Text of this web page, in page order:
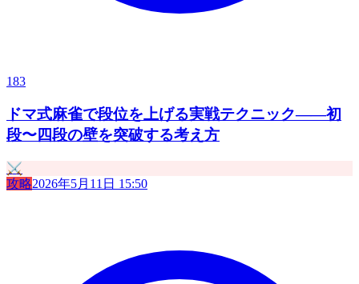
183
ドマ式麻雀で段位を上げる実戦テクニック——初
段〜四段の壁を突破する考え方
⚔️
攻略2026年5月11日 15:50